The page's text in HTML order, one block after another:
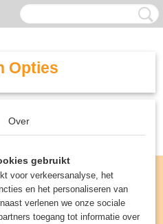
Opties
Over
gebruikt
voor verkeersanalyse, het
en het personaliseren van
verlenen we onze sociale
toegang tot informatie over